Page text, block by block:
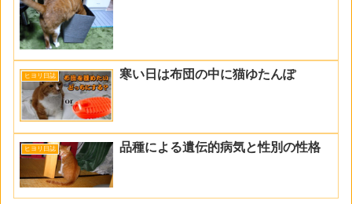
ヒヨリ日誌 寒い日は布団の中に猫ゆたんぽ
ヒヨリ日誌 品種による遺伝的病気と性別の性格